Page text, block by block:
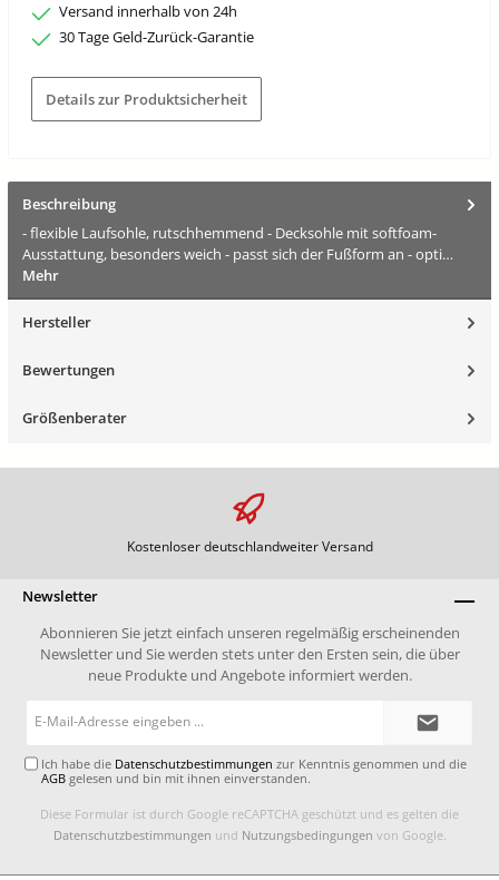
Versand innerhalb von 24h
30 Tage Geld-Zurück-Garantie
Details zur Produktsicherheit
Beschreibung
- flexible Laufsohle, rutschhemmend - Decksohle mit softfoam-
Ausstattung, besonders weich - passt sich der Fußform an - opti…
Mehr
Hersteller
Bewertungen
Größenberater
Kostenloser deutschlandweiter Versand
Newsletter
Abonnieren Sie jetzt einfach unseren regelmäßig erscheinenden
Newsletter und Sie werden stets unter den Ersten sein, die über
neue Produkte und Angebote informiert werden.
Ich habe die Datenschutzbestimmungen zur Kenntnis genommen und die
AGB gelesen und bin mit ihnen einverstanden.
Diese Formular ist durch Google reCAPTCHA geschützt und es gelten die
Datenschutzbestimmungen und Nutzungsbedingungen von Google.